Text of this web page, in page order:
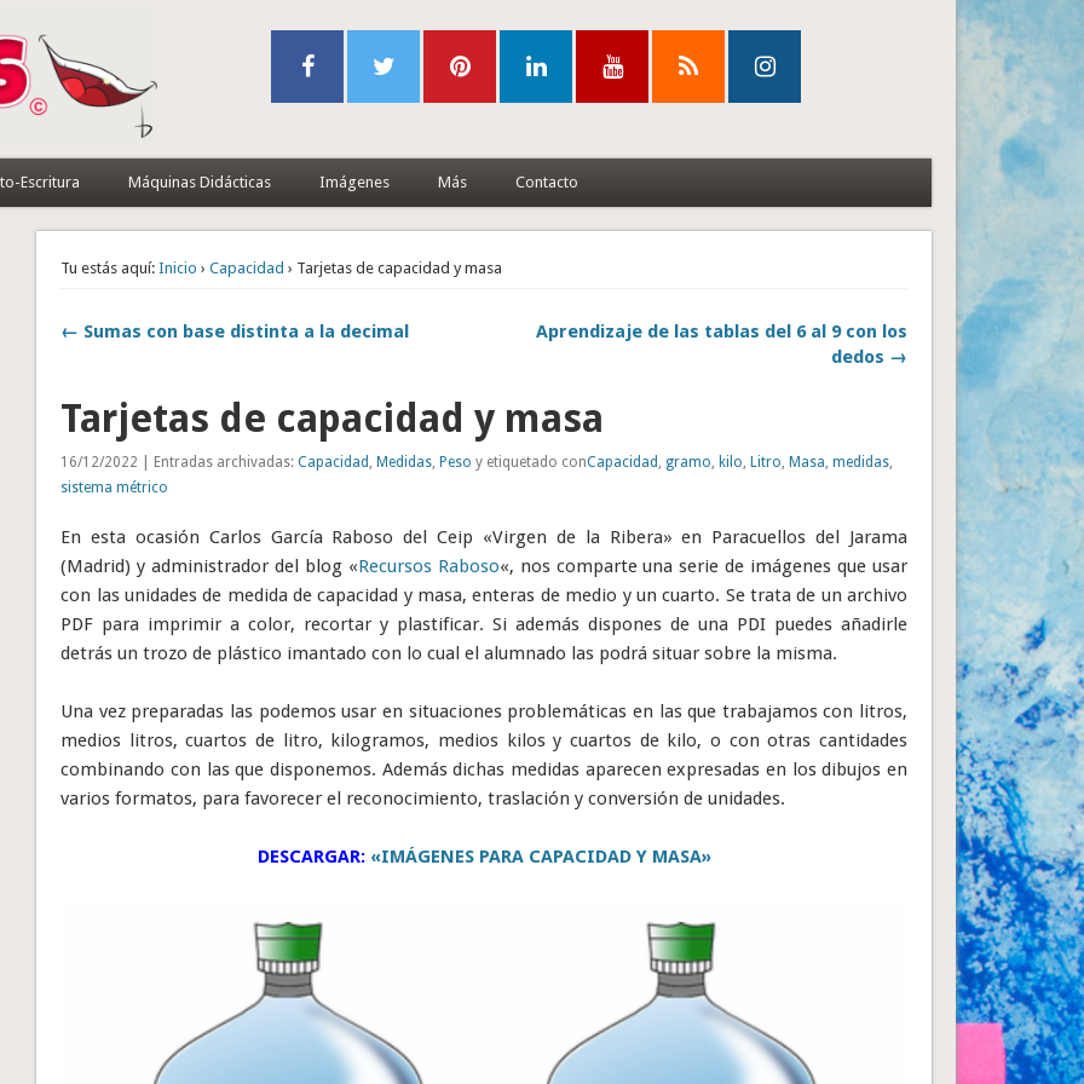
Escritura Máquinas Didácticas Imágenes Más Contacto
Tu estás aquí: Inicio ›Capacidad › Tarjetas de capacidad y masa
← Sumas con base distinta a la decimal
Aprendizaje de las tablas del 6 al 9 con los
dedos →
Tarjetas de capacidad y masa
16/12/2022 | Entradas archivadas:Capacidad ,Medidas,Peso y etiquetado conCapacidad , gramo, kilo,Litro,Masa,medidas,
sistema métrico
En esta ocasión Carlos García Raboso del Ceip «Virgen de la Ribera» en Paracuellos del Jarama
(Madrid) y administrador del blog «Recursos Raboso«, nos comparte una serie de imágenes que usar
con las unidades de medida de capacidad y masa, enteras de medio y un cuarto. Se trata de un archivo
PDF para imprimir a color, recortar y plastificar. Si además dispones de una PDI puedes añadirle
detrás un trozo de plástico imantado con lo cual el alumnado las podrá situar sobre la misma.
Una vez preparadas las podemos usar en situaciones problemáticas en las que trabajamos con litros,
medios litros, cuartos de litro, kilogramos, medios kilos y cuartos de kilo, o con otras cantidades
combinando con las que disponemos. Además dichas medidas aparecen expresadas en los dibujos en
varios formatos, para favorecer el reconocimiento, traslación y conversión de unidades.
DESCARGAR: «IMÁGENES PARA CAPACIDAD Y MASA»